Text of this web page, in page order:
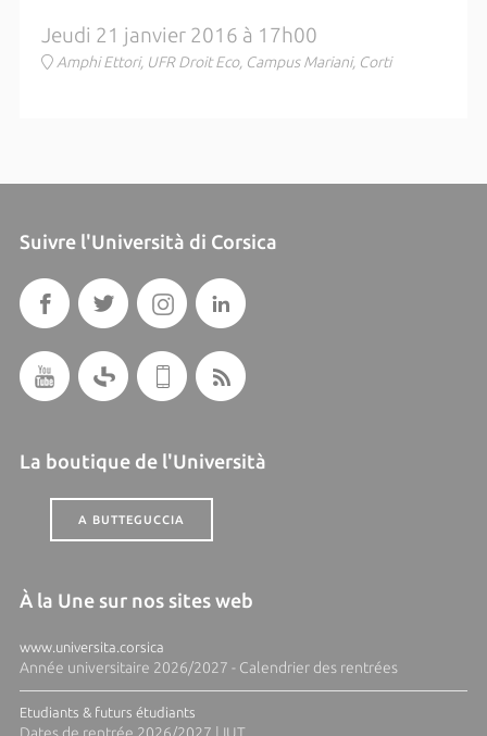
Jeudi 21 janvier 2016 à 17h00
Amphi Ettori, UFR Droit Eco, Campus Mariani, Corti
Suivre l'Università di Corsica
La boutique de l'Università
A BUTTEGUCCIA
À la Une sur nos sites web
www.universita.corsica
Année universitaire 2026/2027 - Calendrier des rentrées
Etudiants & futurs étudiants